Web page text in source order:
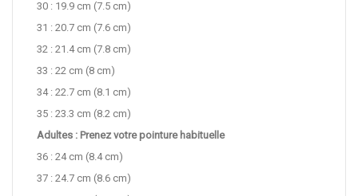
30 : 19.9 cm (7.5 cm)
31 : 20.7 cm (7.6 cm)
32 : 21.4 cm (7.8 cm)
33 : 22 cm (8 cm)
34 : 22.7 cm (8.1 cm)
35 : 23.3 cm (8.2 cm)
Adultes : Prenez votre pointure habituelle
36 : 24 cm (8.4 cm)
37 : 24.7 cm (8.6 cm)